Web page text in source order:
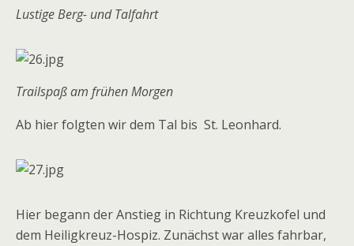
Lustige Berg- und Talfahrt
Trailspaß am frühen Morgen
Ab hier folgten wir dem Tal bis St. Leonhard.
Hier begann der Anstieg in Richtung Kreuzkofel und
dem Heiligkreuz-Hospiz. Zunächst war alles fahrbar,